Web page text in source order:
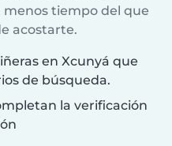
menos tiempo del que
acostarte.
en Xcunyá que
de búsqueda.
la verificación